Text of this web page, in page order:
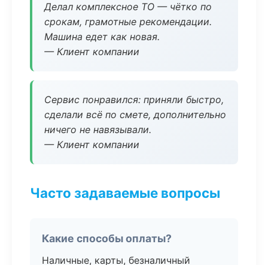
Делал комплексное ТО — чётко по
срокам, грамотные рекомендации.
Машина едет как новая.
— Клиент компании
Сервис понравился: приняли быстро,
сделали всё по смете, дополнительно
ничего не навязывали.
— Клиент компании
Часто задаваемые вопросы
Какие способы оплаты?
Наличные, карты, безналичный